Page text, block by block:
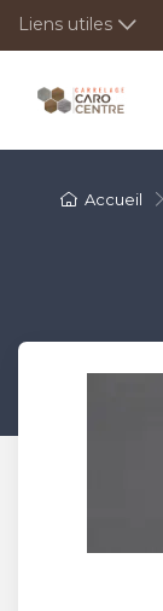
Liens utiles
Accueil